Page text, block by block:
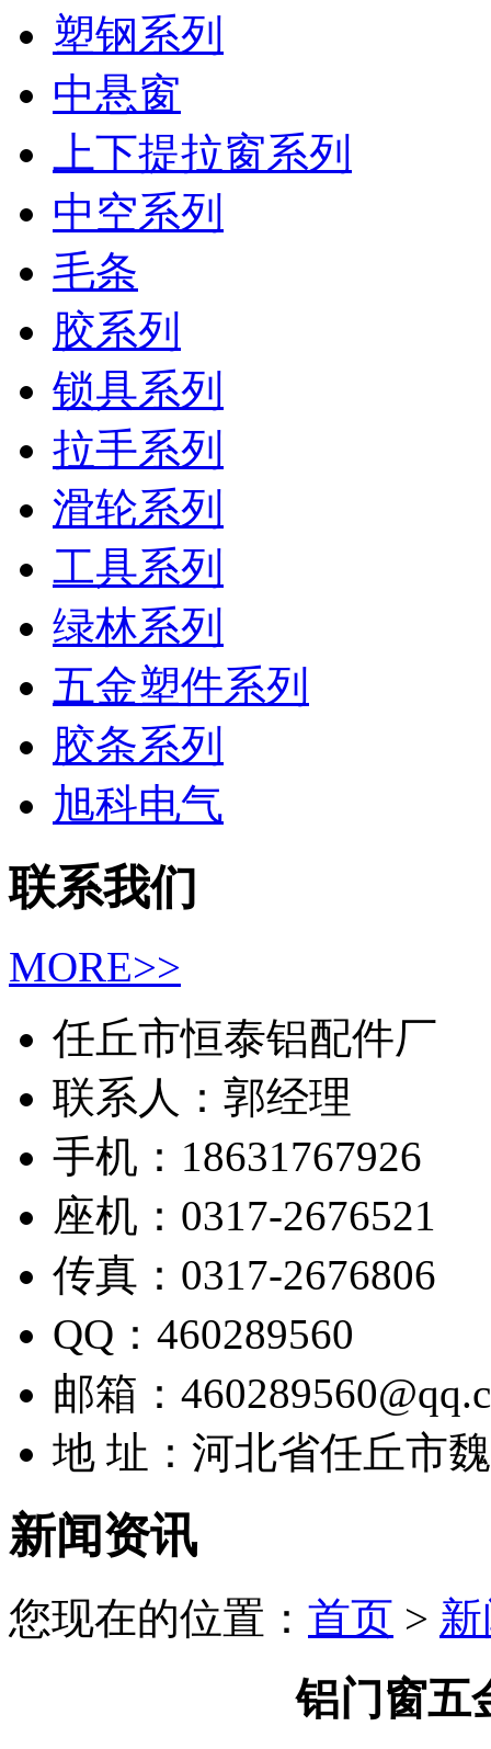
塑钢系列
中悬窗
上下提拉窗系列
中空系列
毛条
胶系列
锁具系列
拉手系列
滑轮系列
工具系列
绿林系列
五金塑件系列
胶条系列
旭科电气
联系我们
MORE>>
任丘市恒泰铝配件厂
联系人：郭经理
手机：18631767926
座机：0317-2676521
传真：0317-2676806
QQ：460289560
邮箱：
地 址：河北省任丘市
新闻资讯
您现在的位置： 首页 >
铝门窗五